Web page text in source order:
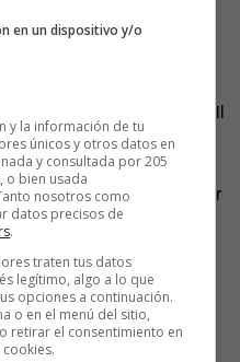
sorprendentes.
priorizar. Cuando somos
es limitado, es más fácil
superfluo. Nos invita a
mi tiempo en lo que
puede llevarnos a tomar
nuestros valores y
profundas.
en un dispositivo y/o
y la información de tu
únicos y otros datos en
y consultada por 205
o bien usada
nosotros como
datos precisos de
.
traten tus datos
legítimo, algo a lo que
opciones a continuación.
o en el menú del sitio,
retirar el consentimiento en